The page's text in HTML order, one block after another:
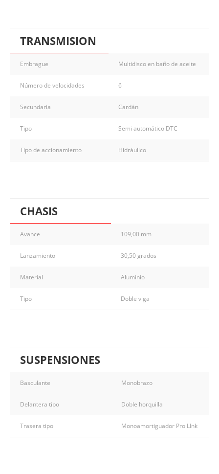
TRANSMISION
Embrague Multidisco en baño de aceite
Número de velocidades 6
Secundaria Cardán
Tipo Semi automático DTC
Tipo de accionamiento Hidráulico
CHASIS
Avance 109,00 mm
Lanzamiento 30,50 grados
Material Aluminio
Tipo Doble viga
SUSPENSIONES
Basculante Monobrazo
Delantera tipo Doble horquilla
Trasera tipo Monoamortiguador Pro LInk